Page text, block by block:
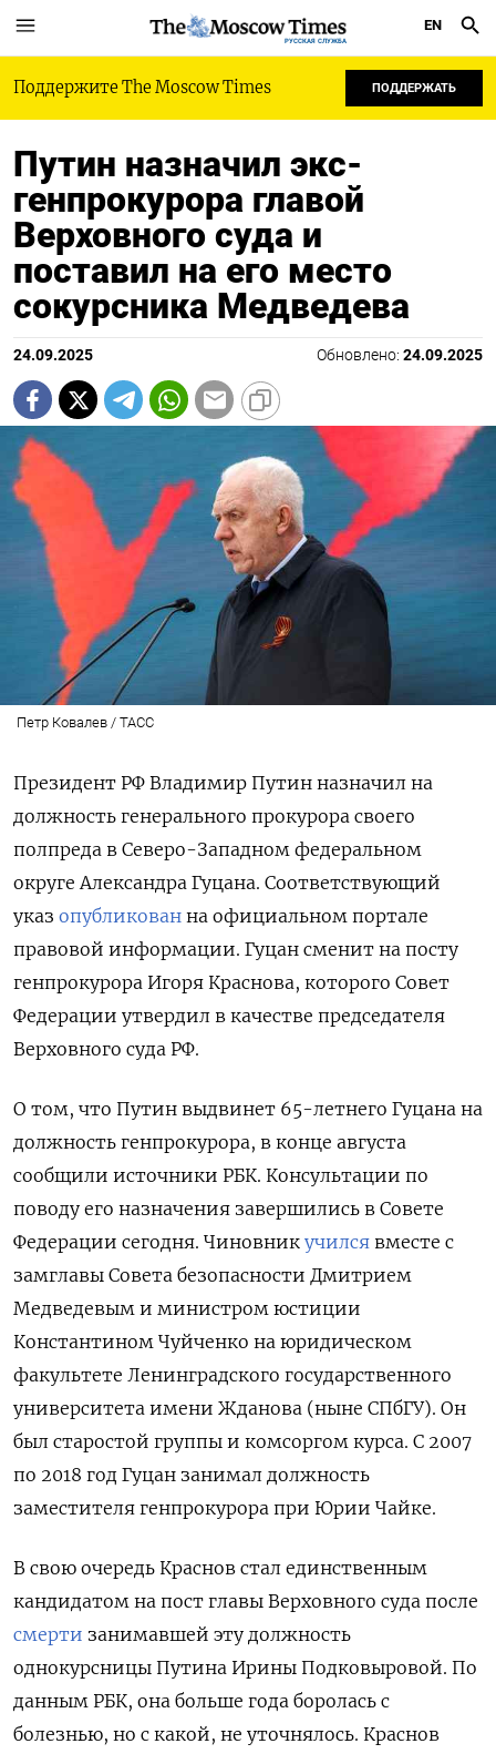
РУССКАЯ СЛУЖБА
EN
Поддержите The Moscow Times ПОДДЕРЖАТЬ
Путин назначил экс-
генпрокурора главой
Верховного суда и
поставил на его место
сокурсника Медведева
24.09.2025 Обновлено: 24.09.2025
Петр Ковалев / ТАСС
Президент РФ Владимир Путин назначил на
должность генерального прокурора своего
полпреда в Северо-Западном федеральном
округе Александра Гуцана. Соответствующий
указ опубликован на официальном портале
правовой информации. Гуцан сменит на посту
генпрокурора Игоря Краснова, которого Совет
Федерации утвердил в качестве председателя
Верховного суда РФ.
О том, что Путин выдвинет 65-летнего Гуцана на
должность генпрокурора, в конце августа
сообщили источники РБК. Консультации по
поводу его назначения завершились в Совете
Федерации сегодня. Чиновник учился вместе с
замглавы Совета безопасности Дмитрием
Медведевым и министром юстиции
Константином Чуйченко на юридическом
факультете Ленинградского государственного
университета имени Жданова (ныне СПбГУ). Он
был старостой группы и комсоргом курса. С 2007
по 2018 год Гуцан занимал должность
заместителя генпрокурора при Юрии Чайке.
В свою очередь Краснов стал единственным
кандидатом на пост главы Верховного суда после
смерти занимавшей эту должность
однокурсницы Путина Ирины Подковыровой. По
данным РБК, она больше года боролась с
болезнью, но с какой, не уточнялось. Краснов